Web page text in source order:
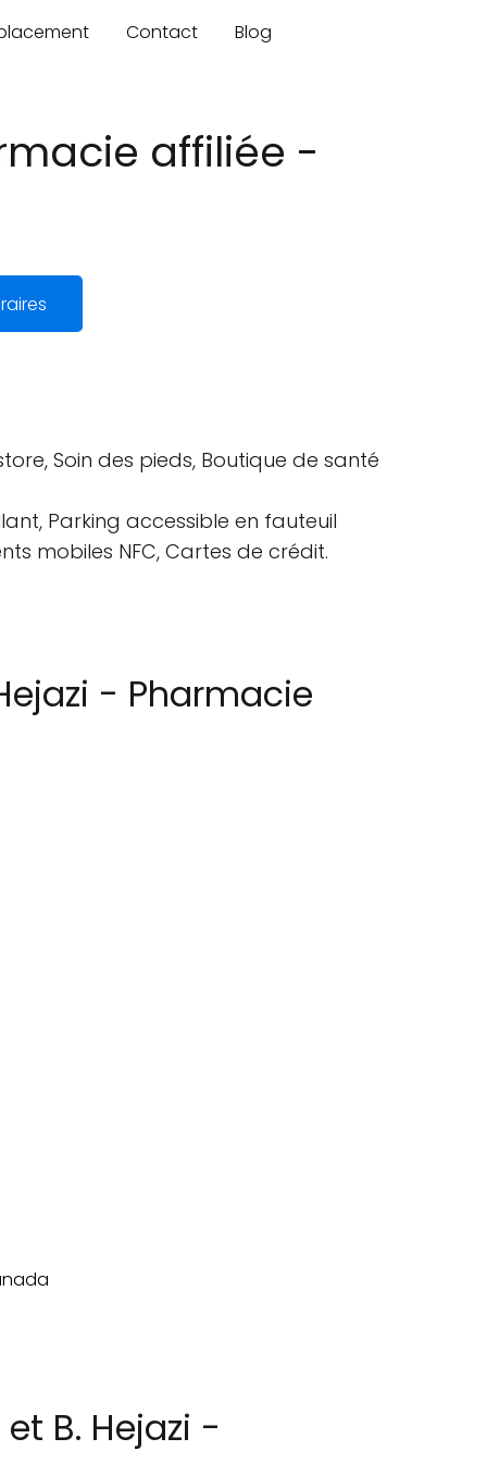
Contact Blog
affiliée -
Soin des pieds, Boutique de santé
Parking accessible en fauteuil
mobiles NFC, Cartes de crédit.
- Pharmacie
B. Hejazi -